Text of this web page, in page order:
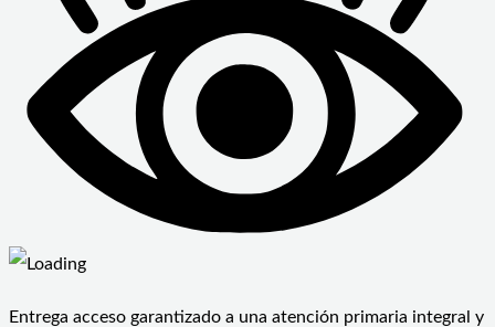
Entrega acceso garantizado a una atención primaria integral y